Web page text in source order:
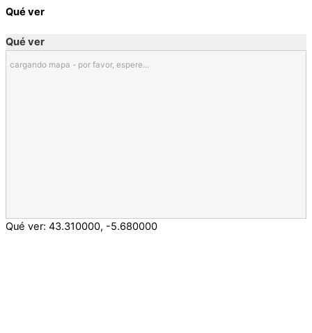
Qué ver
Qué ver
cargando mapa - por favor, espere...
Qué ver: 43.310000, -5.680000